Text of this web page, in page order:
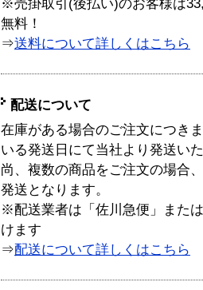
※売掛取引(後払い)のお客様は
無料！
⇒送料について詳しくはこちら
配送について
在庫がある場合のご注文につき
いる発送日にて当社より発送い
尚、複数の商品をご注文の場合
発送となります。
※配送業者は「佐川急便」また
けます
⇒配送について詳しくはこちら